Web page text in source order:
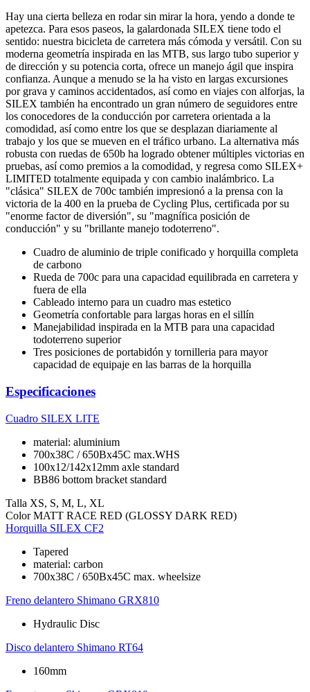
Hay una cierta belleza en rodar sin mirar la hora, yendo a donde te
apetezca. Para esos paseos, la galardonada SILEX tiene todo el
sentido: nuestra bicicleta de carretera más cómoda y versátil. Con su
moderna geometría inspirada en las MTB, sus largo tubo superior y
de dirección y su potencia corta, ofrece un manejo ágil que inspira
confianza. Aunque a menudo se la ha visto en largas excursiones
por grava y caminos accidentados, así como en viajes con alforjas, la
SILEX también ha encontrado un gran número de seguidores entre
los conocedores de la conducción por carretera orientada a la
comodidad, así como entre los que se desplazan diariamente al
trabajo y los que se mueven en el tráfico urbano. La alternativa más
robusta con ruedas de 650b ha logrado obtener múltiples victorias en
pruebas, así como premios a la comodidad, y regresa como SILEX+
LIMITED totalmente equipada y con cambio inalámbrico. La
"clásica" SILEX de 700c también impresionó a la prensa con la
victoria de la 400 en la prueba de Cycling Plus, certificada por su
"enorme factor de diversión", su "magnífica posición de
conducción" y su "brillante manejo todoterreno".
Cuadro de aluminio de triple conificado y horquilla completa
de carbono
Rueda de 700c para una capacidad equilibrada en carretera y
fuera de ella
Cableado interno para un cuadro mas estetico
Geometría confortable para largas horas en el sillín
Manejabilidad inspirada en la MTB para una capacidad
todoterreno superior
Tres posiciones de portabidón y tornilleria para mayor
capacidad de equipaje en las barras de la horquilla
Especificaciones
Cuadro SILEX LITE
material: aluminium
700x38C / 650Bx45C max.WHS
100x12/142x12mm axle standard
BB86 bottom bracket standard
Talla XS, S, M, L, XL
Color MATT RACE RED (GLOSSY DARK RED)
Horquilla SILEX CF2
Tapered
material: carbon
700x38C / 650Bx45C max. wheelsize
Freno delantero Shimano GRX810
Hydraulic Disc
Disco delantero Shimano RT64
160mm